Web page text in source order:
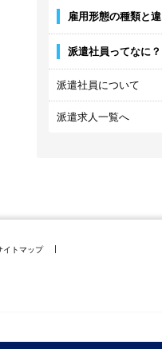
雇用形態の種類と
派遣社員ってなに？
派遣社員について
派遣求人一覧へ
イトマップ